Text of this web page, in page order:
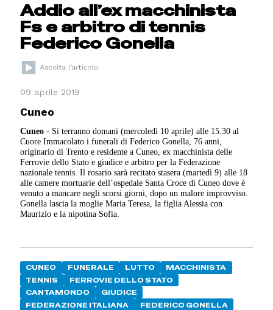
Addio all’ex macchinista
Fs e arbitro di tennis
Federico Gonella
09 aprile 2019
Cuneo
Cuneo - Si terranno domani (mercoledì 10 aprile) alle 15.30 al
Cuore Immacolato i funerali di Federico Gonella, 76 anni,
originario di Trento e residente a Cuneo, ex macchinista delle
Ferrovie dello Stato e giudice e arbitro per la Federazione
nazionale tennis. Il rosario sarà recitato stasera (martedì 9) alle 18
alle camere mortuarie dell’ospedale Santa Croce di Cuneo dove è
venuto a mancare negli scorsi giorni, dopo un malore improvviso.
Gonella lascia la moglie Maria Teresa, la figlia Alessia con
Maurizio e la nipotina Sofia.
CUNEO FUNERALE LUTTO
MACCHINISTA
TENNIS
FERROVIE DELLO STATO
CANTAMONDO
GIUDICE
FEDERAZIONE ITALIANA
FEDERICO GONELLA